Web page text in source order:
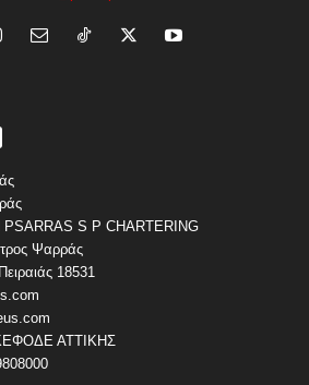
PSARRAS S P CHARTERING
Ψαρράς
18531
ΑΤΤΙΚΗΣ